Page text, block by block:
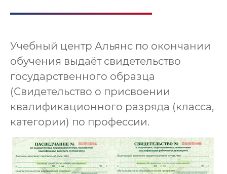
Учебный центр Альянс по окончании
обучения выдаёт свидетельство
государственного образца
(Свидетельство о присвоении
квалификационного разряда (класса,
категории) по профессии.